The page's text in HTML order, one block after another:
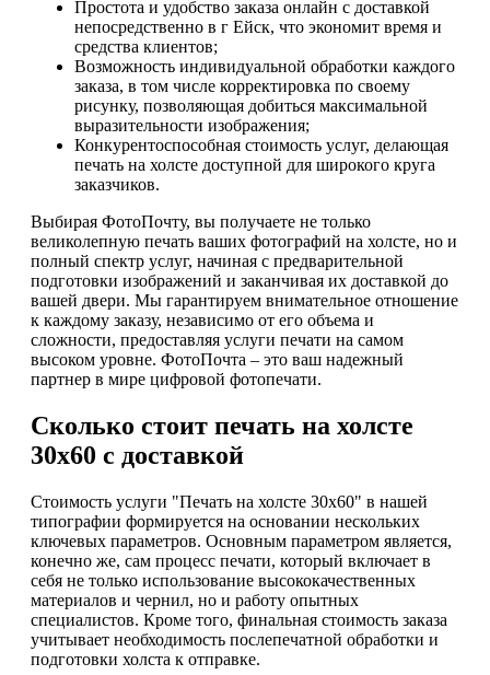
Простота и удобство заказа онлайн с доставкой
непосредственно в г Ейск, что экономит время и
средства клиентов;
Возможность индивидуальной обработки каждого
заказа, в том числе корректировка по своему
рисунку, позволяющая добиться максимальной
выразительности изображения;
Конкурентоспособная стоимость услуг, делающая
печать на холсте доступной для широкого круга
заказчиков.
Выбирая ФотоПочту, вы получаете не только
великолепную печать ваших фотографий на холсте, но и
полный спектр услуг, начиная с предварительной
подготовки изображений и заканчивая их доставкой до
вашей двери. Мы гарантируем внимательное отношение
к каждому заказу, независимо от его объема и
сложности, предоставляя услуги печати на самом
высоком уровне. ФотоПочта – это ваш надежный
партнер в мире цифровой фотопечати.
Сколько стоит печать на холсте
30х60 с доставкой
Стоимость услуги "Печать на холсте 30х60" в нашей
типографии формируется на основании нескольких
ключевых параметров. Основным параметром является,
конечно же, сам процесс печати, который включает в
себя не только использование высококачественных
материалов и чернил, но и работу опытных
специалистов. Кроме того, финальная стоимость заказа
учитывает необходимость послепечатной обработки и
подготовки холста к отправке.